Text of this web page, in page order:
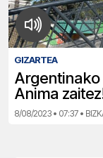
GIZARTEA
Argentinako
Anima
8/08/2023 • 07:37 •